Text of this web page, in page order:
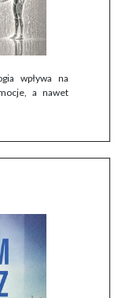
wpływa na
a nawet